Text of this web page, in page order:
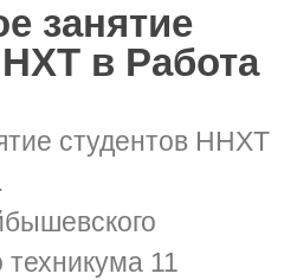
занятие
в Работа
студентов ННХТ
11